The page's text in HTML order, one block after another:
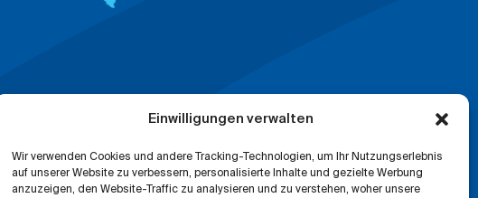
Einwilligungen verwalten
Wir verwenden Cookies und andere Tracking-Technologien, um Ihr Nutzungserlebnis
auf unserer Website zu verbessern, personalisierte Inhalte und gezielte Werbung
anzuzeigen, den Website-Traffic zu analysieren und zu verstehen, woher unsere